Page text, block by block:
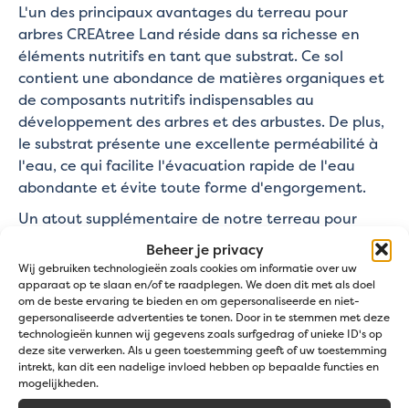
Beheer je privacy
Wij gebruiken technologieën zoals cookies om informatie over uw
apparaat op te slaan en/of te raadplegen. We doen dit met als doel
om de beste ervaring te bieden en om gepersonaliseerde en niet-
gepersonaliseerde advertenties te tonen. Door in te stemmen met deze
technologieën kunnen wij gegevens zoals surfgedrag of unieke ID's op
deze site verwerken. Als u geen toestemming geeft of uw toestemming
intrekt, kan dit een nadelige invloed hebben op bepaalde functies en
mogelijkheden.
L'un des principaux avantages du terreau pour
arbres CREAtree Land réside dans sa richesse en
éléments nutritifs en tant que substrat. Ce sol
contient une abondance de matières organiques et
de composants nutritifs indispensables au
développement des arbres et des arbustes. De plus,
le substrat présente une excellente perméabilité à
l'eau, ce qui facilite l'évacuation rapide de l'eau
abondante et évite toute forme d'engorgement.
Un atout supplémentaire de notre terreau pour
arbres réside dans l'environnement optimal qu'il
offre à la progression des arbres et arbustes. Le
substrat constitue une base stable pour les racines
de ces cultures, favorisant leur plein
développement. Il en résulte des arbres et arbustes
sains et vigoureux qui résistent à toutes les
conditions.